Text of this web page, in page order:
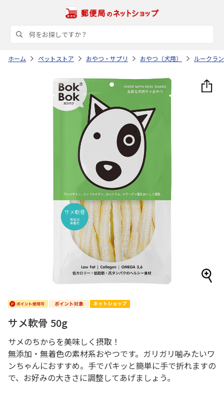
ホーム ペットストア おやつ・サプリ おやつ（犬用） ルークラン
サメ軟骨 50g
サメのちからを美味しく摂取！
無添加・無着色の素材系おやつです。ガリガリ噛みたいワ
ンちゃんにおすすめ。手でパキッと簡単に手で折れますの
で、お好みの大きさに調整してあげましょう。